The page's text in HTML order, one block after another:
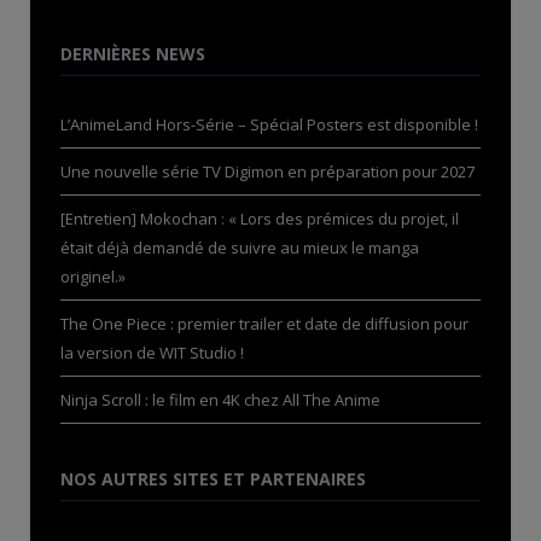
DERNIÈRES NEWS
L’AnimeLand Hors-Série – Spécial Posters est disponible !
Une nouvelle série TV Digimon en préparation pour 2027
[Entretien] Mokochan : « Lors des prémices du projet, il
était déjà demandé de suivre au mieux le manga
originel.»
The One Piece : premier trailer et date de diffusion pour
la version de WIT Studio !
Ninja Scroll : le film en 4K chez All The Anime
NOS AUTRES SITES ET PARTENAIRES